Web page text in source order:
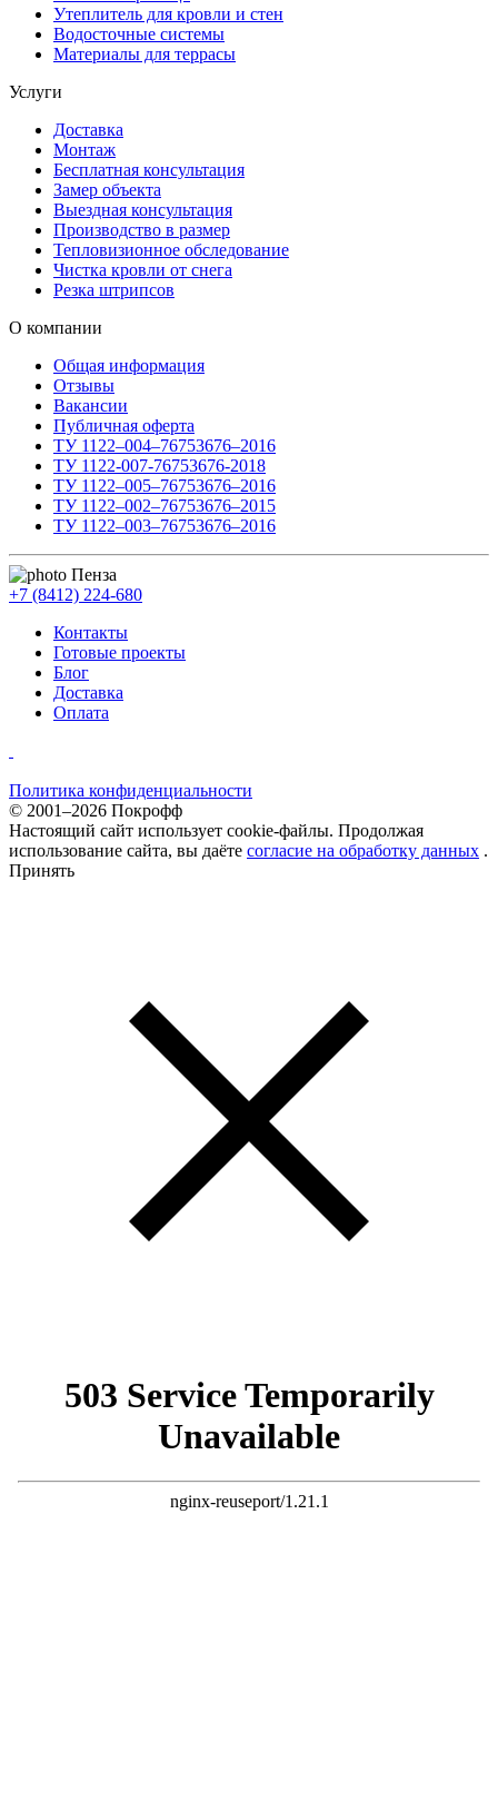
Утеплитель для кровли и стен
Водосточные системы
Материалы для террасы
Услуги
Доставка
Монтаж
Бесплатная консультация
Замер объекта
Выездная консультация
Производство в размер
Тепловизионное обследование
Чистка кровли от снега
Резка штрипсов
О компании
Общая информация
Отзывы
Вакансии
Публичная оферта
ТУ 1122–004–76753676–2016
ТУ 1122-007-76753676-2018
ТУ 1122–005–76753676–2016
ТУ 1122–002–76753676–2015
ТУ 1122–003–76753676–2016
Пенза
+7 (8412) 224-680
Контакты
Готовые проекты
Блог
Доставка
Оплата
Политика конфиденциальности
© 2001–2026 Покрофф
Настоящий сайт использует cookie-файлы. Продолжая
использование сайта, вы даёте согласие на обработку данных .
Принять